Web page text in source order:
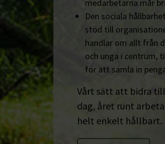
medarbetarna mår
Den sociala
stöd till
handlar om allt från
och unga i centrum,
för att samla in
Vårt sätt att bidra
dag, året runt
helt enkelt hållbart.